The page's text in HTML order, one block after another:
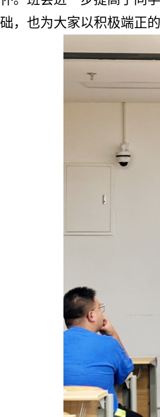
础，也为大家以积极端正